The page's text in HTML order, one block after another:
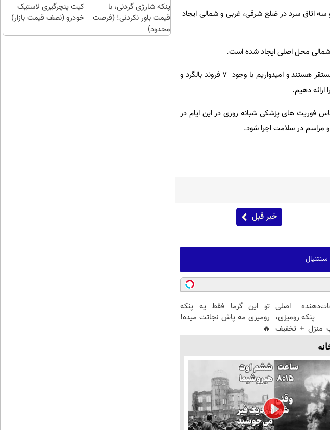
مستقر هستند و سه اتاق سرد در ضلع شرقی، غربی و شمالی ایجاد
شمالی محل اصلی ایجاد شده است.
توکلی گفت که بیش از ۲۵۰۰ نفر از کارشناسان اورژانس در محدوده مراسم مستقر هستند و امیدواریم با وجود ۷ فروند بالگرد و
دهیم.
فوریت های پزشکی شبانه روزی در این ایام در
مراسم در سلامت اجرا شود.
خبر قبل
اصلی
رومیزی،
منزل + تخفیف
تو این گرما فقط یه پنکه
رومیزی مه پاش نجاتت میده!
🔥
😅👈🏻
پنکه
درب
منزل
پنکه شارژی گردنی، با
قیمت باور نکردنی! (فرصت
محدود)
کیت پنچرگیری لاستیک
خودرو (نصف قیمت بازار)